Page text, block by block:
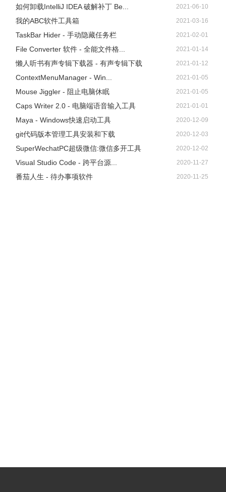
如何卸载IntelliJ IDEA 破解补丁 Be... 2021-06-10
我的ABC软件工具箱 2021-03-16
TaskBar Hider - 手动隐藏任务栏 2021-02-01
File Converter 软件 - 全能文件格... 2021-01-14
懒人听书有声专辑下载器 - 有声专辑下载 2021-01-12
ContextMenuManager - Win... 2021-01-05
Mouse Jiggler - 阻止电脑休眠 2021-01-05
Caps Writer 2.0 - 电脑端语音输入工具 2021-01-01
Maya - Windows快速启动工具 2020-12-09
git代码版本管理工具安装和下载 2020-12-03
SuperWechatPC超级微信:微信多开工具 2020-12-02
Visual Studio Code - 跨平台源... 2020-11-27
番茄人生 - 待办事项软件 2020-11-25